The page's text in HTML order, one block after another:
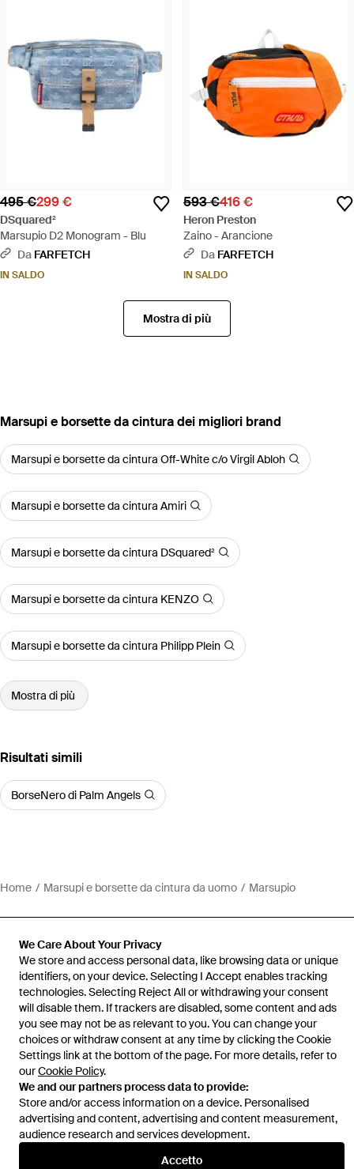
We Care About Your Privacy
We store and access personal data, like browsing data or unique
identifiers, on your device. Selecting I Accept enables tracking
technologies. Selecting Reject All or withdrawing your consent
will disable them. If trackers are disabled, some content and ads
you see may not be as relevant to you. You can change your
choices or withdraw consent at any time by clicking the Cookie
Settings link at the bottom of the page. For more details, refer to
ourCookie Policy.
We and our partners process data to provide:
Store and/or access information on a device. Personalised
advertising and content, advertising and content measurement,
audience research and services development.
Accetto
495 €299 €
DSquared²
Marsupio D2 Monogram - Blu
Da FARFETCH
IN SALDO
593 €416 €
Heron Preston
Zaino - Arancione
Da FARFETCH
IN SALDO
Mostra di più
‪Marsupi e borsette da cintura‬ dei migliori brand
Marsupi e borsette da cintura Off-White c/o Virgil Abloh
Marsupi e borsette da cintura Amiri
Marsupi e borsette da cintura DSquared²
Marsupi e borsette da cintura KENZO
Marsupi e borsette da cintura Philipp Plein
Mostra di più
Risultati simili
BorseNero di Palm Angels
Home Marsupi e borsette da cintura da uomo Marsupio
Assistenza e info